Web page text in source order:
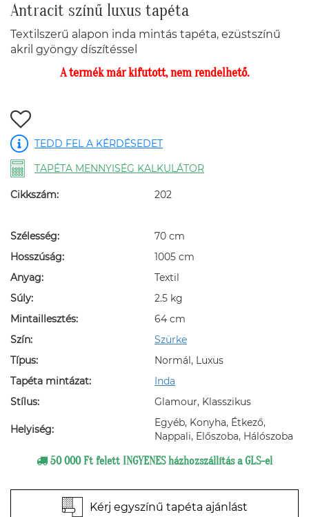
Antracit színű luxus tapéta
Textilszerű alapon inda mintás tapéta, ezüstszínű
akril gyöngy díszítéssel
A termék már kifutott, nem rendelhető.
TEDD FEL A KÉRDÉSEDET
TAPÉTA MENNYISÉG KALKULÁTOR
Cikkszám: 202
Szélesség:
70 cm
Hosszúság:
1005 cm
Anyag:
Textil
Súly:
2.5 kg
Mintaillesztés:
64 cm
Szín:
Szürke
Típus:
Normál, Luxus
Tapéta mintázat:
Inda
Stílus:
Glamour, Klasszikus
Helyiség:
Egyéb, Konyha, Étkező,
Nappali, Előszoba, Hálószoba
50 000 Ft felett INGYENES házhozszállítás a GLS-el
Kérj egyszínű tapéta ajánlást